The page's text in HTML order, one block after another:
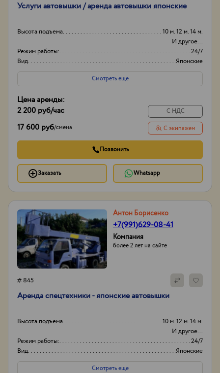
Услуги автовышки / аренда автовышки японские
Высота подъема
10 м. 12 м. 14 м.
И другое...
Режим работы:
24/7
Вид
Японские
Оборудование
Автовышки
Смотреть еще
Цена аренды:
2 200 руб/час
17 600 руб/смена
С НДС
С экипажем
Позвонить
Заказать Whatsapp
Антон Борисенко
+7(991)629-08-41
Компания
более 2 лет на сайте
# 845
Аренда спецтехники - японские автовышки
Высота подъема
10 м. 12 м. 14 м.
И другое...
Режим работы:
24/7
Вид
Японские
Способ оплаты
Нал/безнал
Смотреть еще